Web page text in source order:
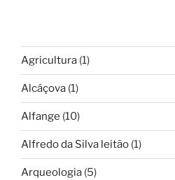
Agricultura (1)
Alcáçova (1)
Alfange (10)
Alfredo da Silva leitão (1)
Arqueologia (5)